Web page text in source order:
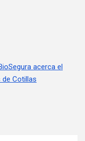
acerca el
Cotillas